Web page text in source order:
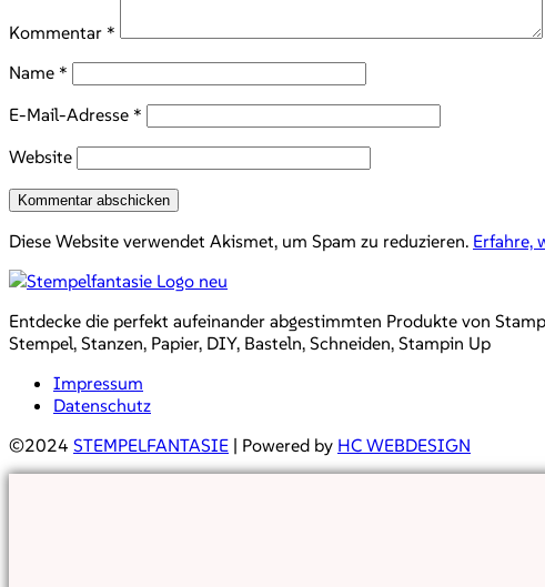
Kommentar *
Name *
E-Mail-Adresse *
Website
Diese Website verwendet Akismet, um Spam zu reduzieren. Erfahre,
Entdecke die perfekt aufeinander abgestimmten Produkte von
Stempel, Stanzen, Papier, DIY, Basteln, Schneiden, Stampin Up
Impressum
Datenschutz
©2024 STEMPELFANTASIE | Powered by HC WEBDESIGN